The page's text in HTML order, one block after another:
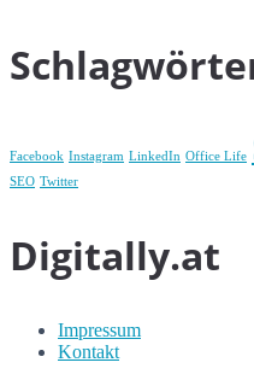
Facebook Instagram LinkedIn Office Life
SEO Twitter
Digitally.at
Impressum
Kontakt